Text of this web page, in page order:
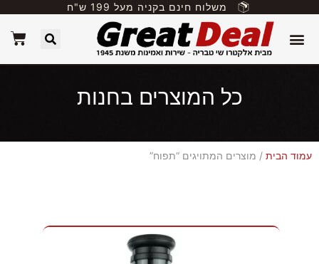
משלוח חינם בקניה מעל 199 ש"ח
כל המוצרים בחנות
עמוד הבית / מוצרים המתויגים “תפוח”